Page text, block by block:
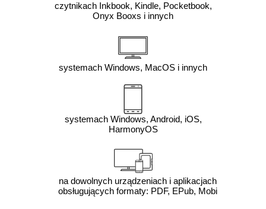
czytnikach Inkbook, Kindle, Pocketbook,
Onyx Booxs i innych
systemach Windows, MacOS i innych
systemach Windows, Android, iOS,
HarmonyOS
na dowolnych urządzeniach i aplikacjach
obsługujących formaty: PDF, EPub, Mobi